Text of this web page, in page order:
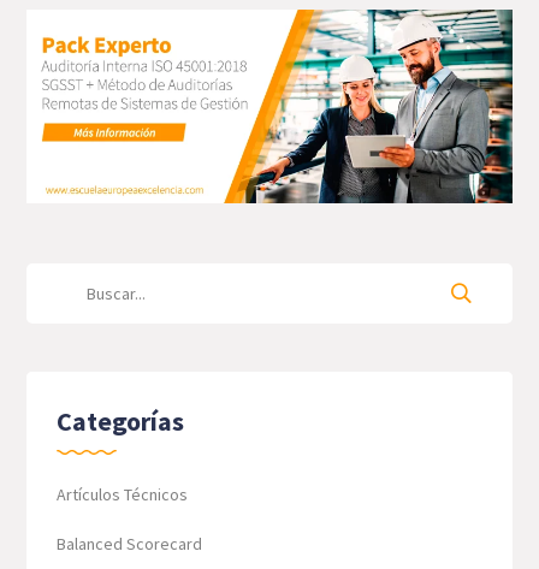
Categorías
Artículos Técnicos
Balanced Scorecard